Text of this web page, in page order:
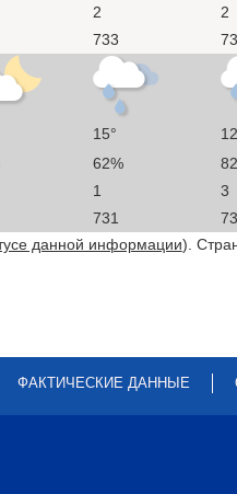
2 2
733
15°
62%
1 3
731
данной информации).
ФАКТИЧЕСКИЕ ДАННЫЕ